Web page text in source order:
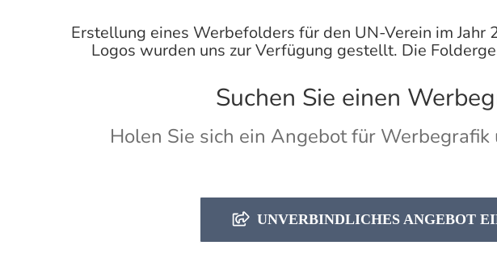
Erstellung eines Werbefolders für den UN-Verein im Jahr
Logos wurden uns zur Verfügung gestellt. Die
Suchen Sie einen
Holen Sie sich ein Angebot für
UNVERBINDLICHES ANGEBOT